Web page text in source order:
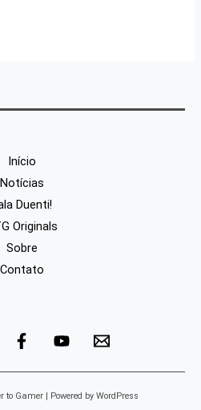
Início
Notícias
Duenti!
Originals
Sobre
Contato
Gamer | Powered by WordPress